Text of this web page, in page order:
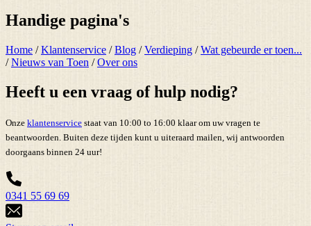
Handige pagina's
Home /Klantenservice /Blog /Verdieping /Wat gebeurde er toen...
/Nieuws van Toen /Over ons
Heeft u een vraag of hulp nodig?
Onze klantenservice staat van 10:00 to 16:00 klaar om uw vragen te
beantwoorden. Buiten deze tijden kunt u uiteraard mailen, wij antwoorden
doorgaans binnen 24 uur!
0341 55 69 69